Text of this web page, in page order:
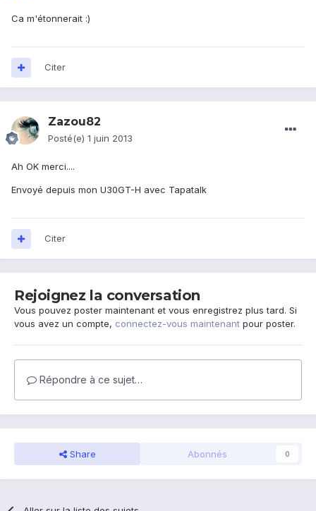
Ca m'étonnerait :)
Citer
Zazou82
Posté(e) 1 juin 2013
Ah OK merci....
Envoyé depuis mon U30GT-H avec Tapatalk
Citer
Rejoignez la conversation
Vous pouvez poster maintenant et vous enregistrez plus tard. Si
vous avez un compte, connectez-vous maintenant pour poster.
Répondre à ce sujet…
Share Abonnés 0